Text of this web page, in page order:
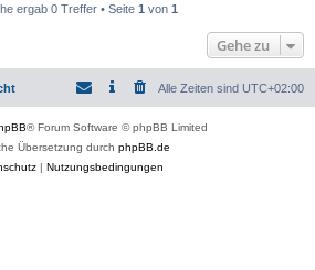
ergab 0 Treffer • Seite 1 von 1
Gehe zu
Alle Zeiten sind UTC+02:00
® Forum Software © phpBB Limited
Übersetzung durch phpBB.de
| Nutzungsbedingungen